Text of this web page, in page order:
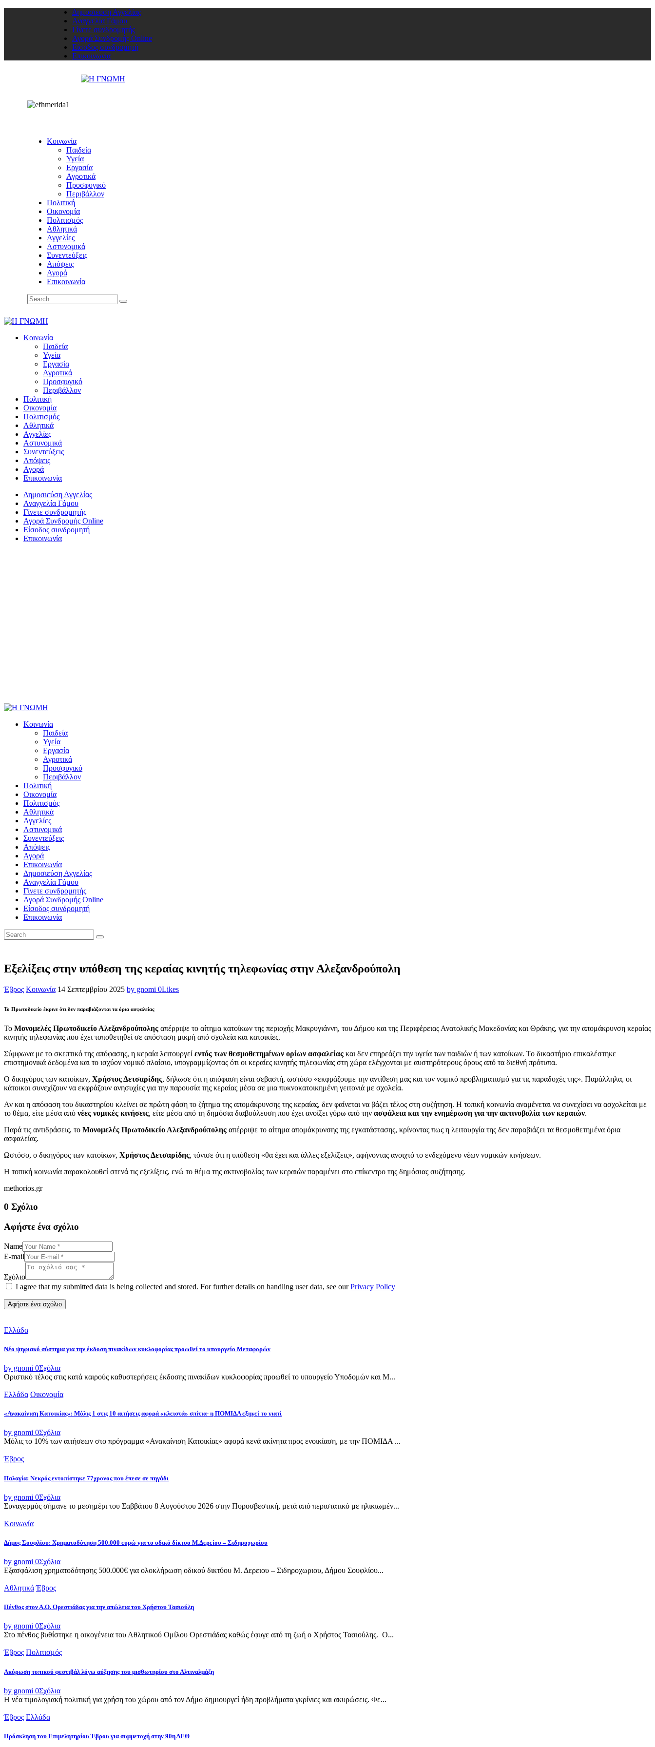
Δημοσιεύση Αγγελίας
Αναγγελία Γάμου
Γίνετε συνδρομητής
Αγορά Συνδρομής Online
Είσοδος συνδρομητή
Επικοινωνία
Κοινωνία
Παιδεία
Υγεία
Εργασία
Αγροτικά
Προσφυγικό
Περιβάλλον
Πολιτική
Οικονομία
Πολιτισμός
Αθλητικά
Αγγελίες
Αστυνομικά
Συνεντεύξεις
Απόψεις
Αγορά
Επικοινωνία
Κοινωνία
Παιδεία
Υγεία
Εργασία
Αγροτικά
Προσφυγικό
Περιβάλλον
Πολιτική
Οικονομία
Πολιτισμός
Αθλητικά
Αγγελίες
Αστυνομικά
Συνεντεύξεις
Απόψεις
Αγορά
Επικοινωνία
Δημοσιεύση Αγγελίας
Αναγγελία Γάμου
Γίνετε συνδρομητής
Αγορά Συνδρομής Online
Είσοδος συνδρομητή
Επικοινωνία
Κοινωνία
Παιδεία
Υγεία
Εργασία
Αγροτικά
Προσφυγικό
Περιβάλλον
Πολιτική
Οικονομία
Πολιτισμός
Αθλητικά
Αγγελίες
Αστυνομικά
Συνεντεύξεις
Απόψεις
Αγορά
Επικοινωνία
Δημοσιεύση Αγγελίας
Αναγγελία Γάμου
Γίνετε συνδρομητής
Αγορά Συνδρομής Online
Είσοδος συνδρομητή
Επικοινωνία
Εξελίξεις στην υπόθεση της κεραίας κινητής τηλεφωνίας στην Αλεξανδρούπολη
Έβρος Κοινωνία 14 Σεπτεμβρίου 2025 by gnomi 0Likes
Το Πρωτοδικείο έκρινε ότι δεν παραβιάζονται τα όρια ασφαλείας
Το Μονομελές Πρωτοδικείο Αλεξανδρούπολης απέρριψε το αίτημα κατοίκων της περιοχής Μακρυγιάννη, του Δήμου και της Περιφέρειας Ανατολικής Μακεδονίας και Θράκης, για την απομάκρυνση κεραίας
κινητής τηλεφωνίας που έχει τοποθετηθεί σε απόσταση μικρή από σχολεία και κατοικίες.
Σύμφωνα με το σκεπτικό της απόφασης, η κεραία λειτουργεί εντός των θεσμοθετημένων ορίων ασφαλείας και δεν επηρεάζει την υγεία των παιδιών ή των κατοίκων. Το δικαστήριο επικαλέστηκε
επιστημονικά δεδομένα και το ισχύον νομικό πλαίσιο, υπογραμμίζοντας ότι οι κεραίες κινητής τηλεφωνίας στη χώρα ελέγχονται με αυστηρότερους όρους από τα διεθνή πρότυπα.
Ο δικηγόρος των κατοίκων, Χρήστος Δετσαρίδης, δήλωσε ότι η απόφαση είναι σεβαστή, ωστόσο «εκφράζουμε την αντίθεση μας και τον νομικό προβληματισμό για τις παραδοχές της». Παράλληλα, οι
κάτοικοι συνεχίζουν να εκφράζουν ανησυχίες για την παρουσία της κεραίας μέσα σε μια πυκνοκατοικημένη γειτονιά με σχολεία.
Αν και η απόφαση του δικαστηρίου κλείνει σε πρώτη φάση το ζήτημα της απομάκρυνσης της κεραίας, δεν φαίνεται να βάζει τέλος στη συζήτηση. Η τοπική κοινωνία αναμένεται να συνεχίσει να ασχολείται με
το θέμα, είτε μέσα από νέες νομικές κινήσεις, είτε μέσα από τη δημόσια διαβούλευση που έχει ανοίξει γύρω από την ασφάλεια και την ενημέρωση για την ακτινοβολία των κεραιών.
Παρά τις αντιδράσεις, το Μονομελές Πρωτοδικείο Αλεξανδρούπολης απέρριψε το αίτημα απομάκρυνσης της εγκατάστασης, κρίνοντας πως η λειτουργία της δεν παραβιάζει τα θεσμοθετημένα όρια
ασφαλείας.
Ωστόσο, ο δικηγόρος των κατοίκων, Χρήστος Δετσαρίδης, τόνισε ότι η υπόθεση «θα έχει και άλλες εξελίξεις», αφήνοντας ανοιχτό το ενδεχόμενο νέων νομικών κινήσεων.
Η τοπική κοινωνία παρακολουθεί στενά τις εξελίξεις, ενώ το θέμα της ακτινοβολίας των κεραιών παραμένει στο επίκεντρο της δημόσιας συζήτησης.
methorios.gr
0 Σχόλιο
Αφήστε ένα σχόλιο
Name
E-mail
Σχόλιο
I agree that my submitted data is being collected and stored. For further details on handling user data, see ourPrivacy Policy
Ελλάδα
Νέο ψηφιακό σύστημα για την έκδοση πινακίδων κυκλοφορίας προωθεί το υπουργείο Μεταφορών
by gnomi 0Σχόλια
Οριστικό τέλος στις κατά καιρούς καθυστερήσεις έκδοσης πινακίδων κυκλοφορίας προωθεί το υπουργείο Υποδομών και Μ...
Ελλάδα Οικονομία
«Ανακαίνιση Κατοικίας»: Μόλις 1 στις 10 αιτήσεις αφορά «κλειστά» σπίτια- η ΠΟΜΙΔΑ εξηγεί το γιατί
by gnomi 0Σχόλια
Μόλις το 10% των αιτήσεων στο πρόγραμμα «Ανακαίνιση Κατοικίας» αφορά κενά ακίνητα προς ενοικίαση, με την ΠΟΜΙΔΑ ...
Έβρος
Παλαγία: Νεκρός εντοπίστηκε 77χρονος που έπεσε σε πηγάδι
by gnomi 0Σχόλια
Συναγερμός σήμανε το μεσημέρι του Σαββάτου 8 Αυγούστου 2026 στην Πυροσβεστική, μετά από περιστατικό με ηλικιωμέν...
Κοινωνία
Δήμος Σουφλίου: Χρηματοδότηση 500.000 ευρώ για το οδικό δίκτυο Μ.Δερείου – Σιδηροχωρίου
by gnomi 0Σχόλια
Εξασφάλιση χρηματοδότησης 500.000€ για ολοκλήρωση οδικού δικτύου Μ. Δερειου – Σιδηροχωριου, Δήμου Σουφλίου...
Αθλητικά Έβρος
Πένθος στον Α.Ο. Ορεστιάδας για την απώλεια του Χρήστου Τασιούλη
by gnomi 0Σχόλια
Στο πένθος βυθίστηκε η οικογένεια του Αθλητικού Ομίλου Ορεστιάδας καθώς έφυγε από τη ζωή ο Χρήστος Τασιούλης. Ο...
Έβρος Πολιτισμός
Ακύρωση τοπικού φεστιβάλ λόγω αύξησης του μισθωτηρίου στο Αλτιναλμάζη
by gnomi 0Σχόλια
Η νέα τιμολογιακή πολιτική για χρήση του χώρου από τον Δήμο δημιουργεί ήδη προβλήματα γκρίνιες και ακυρώσεις. Φε...
Έβρος Ελλάδα
Πρόσκληση του Επιμελητηρίου Έβρου για συμμετοχή στην 90η ΔΕΘ